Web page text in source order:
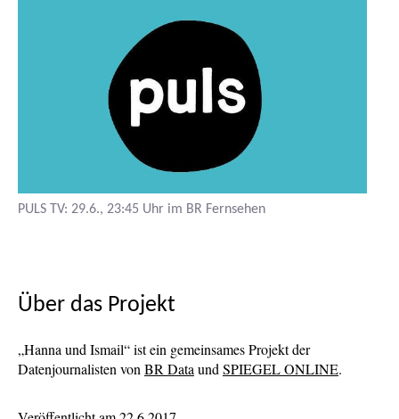
PULS TV: 29.6., 23:45 Uhr im BR Fernsehen
Über das Projekt
„Hanna und Ismail“ ist ein gemeinsames Projekt der
Datenjournalisten vonBR DataundSPIEGEL ONLINE.